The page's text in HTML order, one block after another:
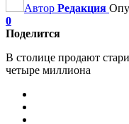
Автор Редакция
0
Поделится
В столице продают
четыре миллиона